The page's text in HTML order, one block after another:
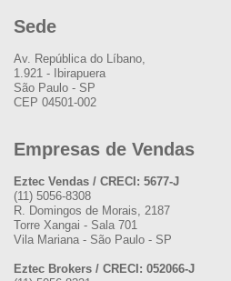
Sede
Av. República do Líbano,
1.921 - Ibirapuera
São Paulo - SP
CEP 04501-002
Empresas de Vendas
Eztec Vendas / CRECI: 5677-J
(11) 5056-8308
R. Domingos de Morais, 2187
Torre Xangai - Sala 701
Vila Mariana - São Paulo - SP
Eztec Brokers / CRECI: 052066-J